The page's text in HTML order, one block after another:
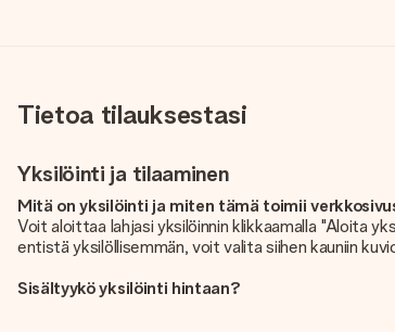
Tietoa tilauksestasi
Yksilöinti ja tilaaminen
Mitä on yksilöinti ja miten tämä toimii
Voit aloittaa lahjasi yksilöinnin klikkaamalla "Aloita
entistä yksilöllisemmän, voit valita siihen kauniin
Sisältyykö yksilöinti hintaan?